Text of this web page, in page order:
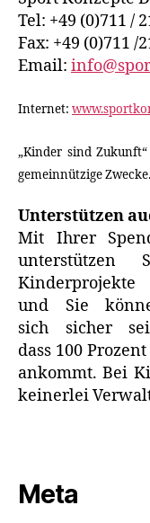
Tel: +49 (0)711 /
Fax: +49 (0)711 /
Email:
Internet:
„Kinder sind
gemeinnützige Zwecke.
Unterstützen
Mit Ihrer
unterstützen
Kinderprojekte
und Sie
sich sicher
dass 100
ankommt. Bei
keinerlei
Meta